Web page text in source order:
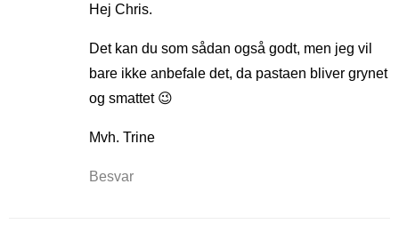
Hej Chris.
Det kan du som sådan også godt, men jeg vil
bare ikke anbefale det, da pastaen bliver grynet
og smattet 😉
Mvh. Trine
Besvar